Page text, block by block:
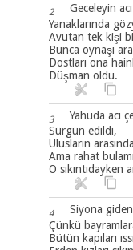
2
Geceleyin
Yanaklarında
Avutan tek kişi
Bunca oynaşı
Dostları ona
Düşman oldu.
3
Yahuda acı
Sürgün edildi,
Ulusların
Ama rahat
O
4
Siyona
Çünkü
Bütün kapıları